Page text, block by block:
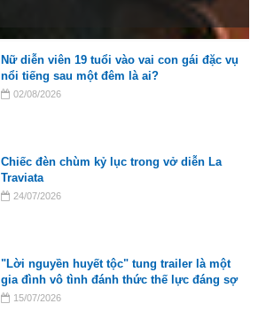
Nữ diễn viên 19 tuổi vào vai con gái đặc vụ
nổi tiếng sau một đêm là ai?
02/08/2026
Chiếc đèn chùm kỷ lục trong vở diễn La
Traviata
24/07/2026
"Lời nguyền huyết tộc" tung trailer là một
gia đình vô tình đánh thức thế lực đáng sợ
15/07/2026